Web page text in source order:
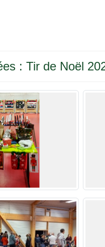
: Tir de Noël